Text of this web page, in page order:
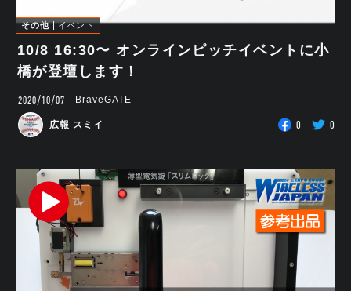
その他 イベント
10/8 16:30〜 オンラインピッチイベントに小
橋が登壇します！
2020/10/07 BraveGATE
広報 スミイ 0 0